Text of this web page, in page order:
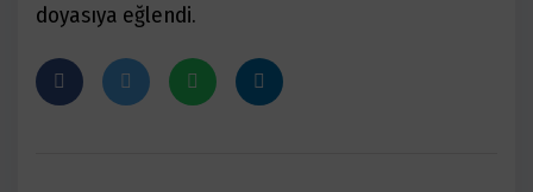
doyasıya eğlendi.